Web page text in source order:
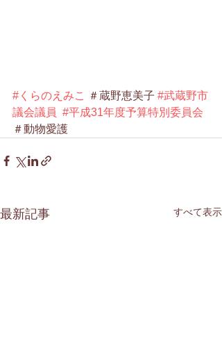
#くらのえみこ ＃蔵野恵美子 #武蔵野市
議会議員 #平成31年度予算特別委員会
＃動物愛護
最新記事 すべて表示